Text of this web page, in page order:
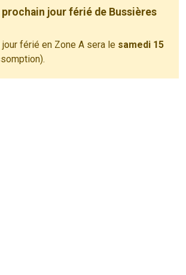
prochain jour férié de Bussières
jour férié en Zone A sera le samedi 15